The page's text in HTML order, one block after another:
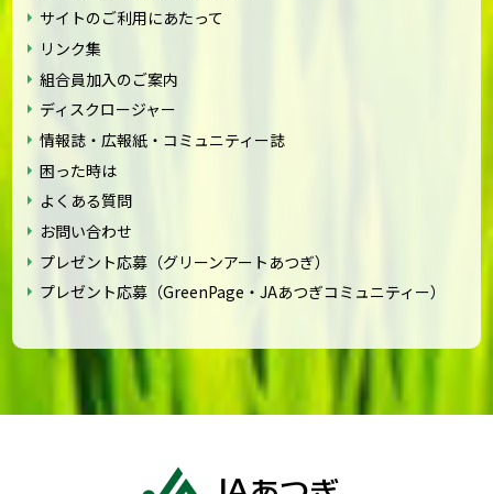
サイトのご利用にあたって
リンク集
組合員加入のご案内
ディスクロージャー
情報誌・広報紙・コミュニティー誌
困った時は
よくある質問
お問い合わせ
プレゼント応募（グリーンアートあつぎ）
プレゼント応募（GreenPage・JAあつぎコミュニティー）